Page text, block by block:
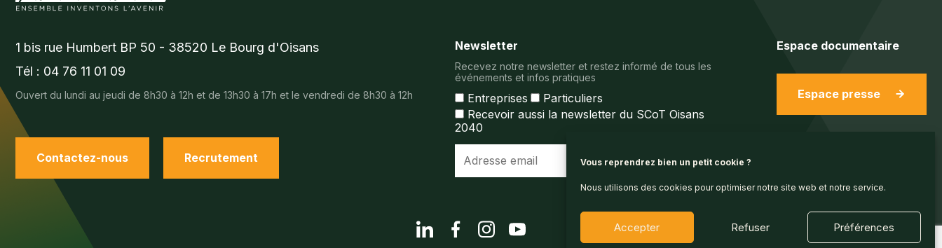
Vous reprendrez bien un petit cookie ?
Nous utilisons des cookies pour optimiser notre site web et notre service.
Accepter Refuser Préférences
1 bis rue Humbert BP 50 - 38520 Le Bourg d'Oisans
Tél : 04 76 11 01 09
Ouvert du lundi au jeudi de 8h30 à 12h et de 13h30 à 17h et le vendredi de 8h30 à 12h
Contactez-nous Recrutement
Newsletter
Recevez notre newsletter et restez informé de tous les
événements et infos pratiques
Entreprises
Particuliers
Recevoir aussi la newsletter du SCoT Oisans
2040
Espace documentaire
Espace presse